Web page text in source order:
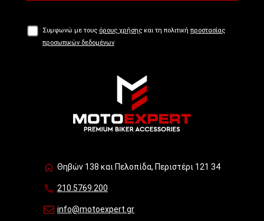
Συμφωνώ με τους όρους χρήσης και τη πολιτική προστασίας
προσωπικών δεδομένων
Θηβών 138 και Πελοπίδα, Περιστέρι 121 34
210.5769.200
info@motoexpert.gr